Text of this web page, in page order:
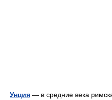
Унция — в средние века